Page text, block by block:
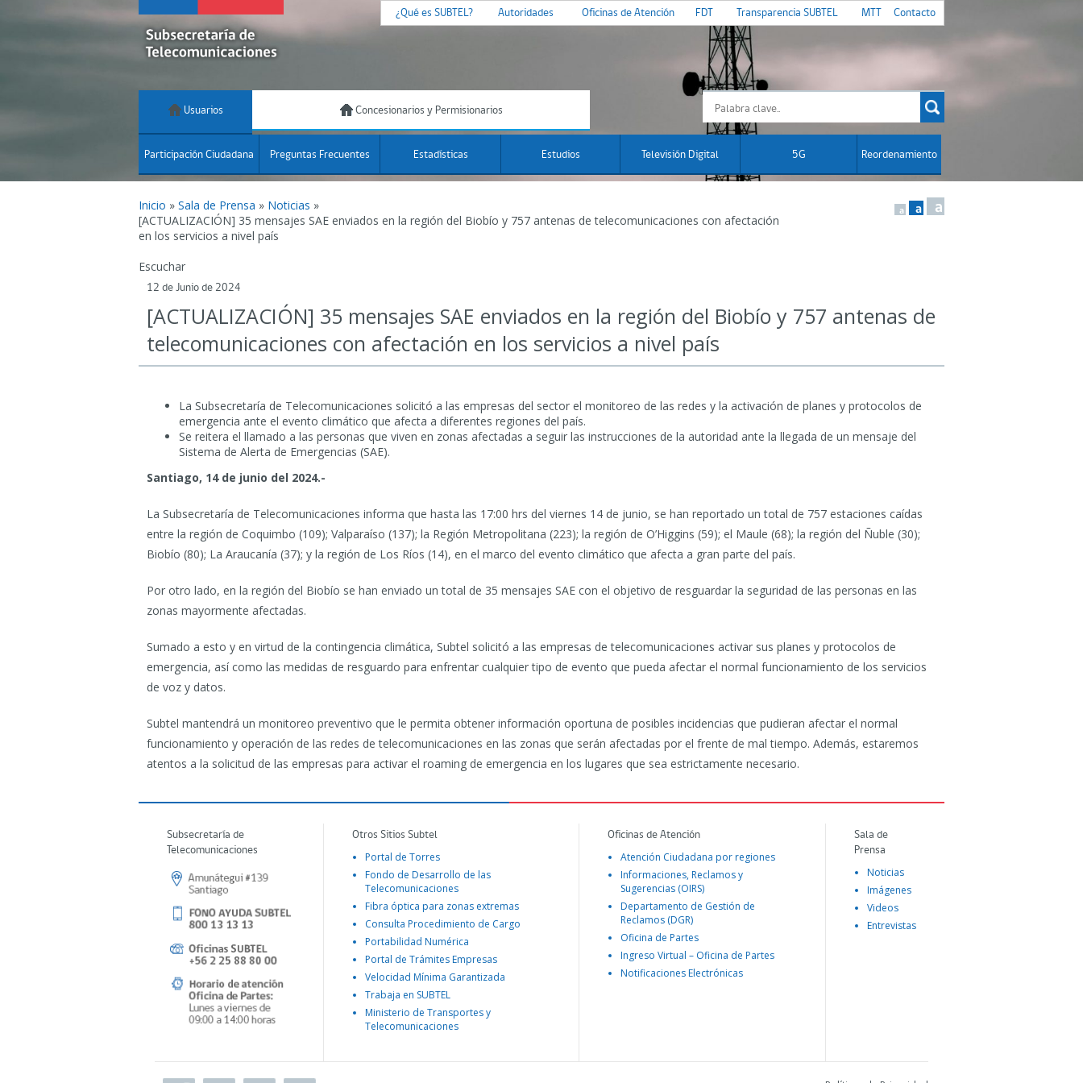
¿Qué es SUBTEL? Autoridades Oficinas de Atención FDT Transparencia SUBTEL MTT Contacto
Usuarios Concesionarios y Permisionarios
Participación Ciudadana Preguntas Frecuentes Estadísticas Estudios Televisión Digital 5G Reordenamiento
Inicio » Sala de Prensa » Noticias »
[ACTUALIZACIÓN] 35 mensajes SAE enviados en la región del Biobío y 757 antenas de telecomunicaciones con afectación
en los servicios a nivel país
a a a
Escuchar
12 de Junio de 2024
[ACTUALIZACIÓN] 35 mensajes SAE enviados en la región del Biobío y 757 antenas de
telecomunicaciones con afectación en los servicios a nivel país
La Subsecretaría de Telecomunicaciones solicitó a las empresas del sector el monitoreo de las redes y la activación de planes y protocolos de
emergencia ante el evento climático que afecta a diferentes regiones del país.
Se reitera el llamado a las personas que viven en zonas afectadas a seguir las instrucciones de la autoridad ante la llegada de un mensaje del
Sistema de Alerta de Emergencias (SAE).
Santiago, 14 de junio del 2024.-
La Subsecretaría de Telecomunicaciones informa que hasta las 17:00 hrs del viernes 14 de junio, se han reportado un total de 757 estaciones caídas
entre la región de Coquimbo (109); Valparaíso (137); la Región Metropolitana (223); la región de O’Higgins (59); el Maule (68); la región del Ñuble (30);
Biobío (80); La Araucanía (37); y la región de Los Ríos (14), en el marco del evento climático que afecta a gran parte del país.
Por otro lado, en la región del Biobío se han enviado un total de 35 mensajes SAE con el objetivo de resguardar la seguridad de las personas en las
zonas mayormente afectadas.
Sumado a esto y en virtud de la contingencia climática, Subtel solicitó a las empresas de telecomunicaciones activar sus planes y protocolos de
emergencia, así como las medidas de resguardo para enfrentar cualquier tipo de evento que pueda afectar el normal funcionamiento de los servicios
de voz y datos.
Subtel mantendrá un monitoreo preventivo que le permita obtener información oportuna de posibles incidencias que pudieran afectar el normal
funcionamiento y operación de las redes de telecomunicaciones en las zonas que serán afectadas por el frente de mal tiempo. Además, estaremos
atentos a la solicitud de las empresas para activar el roaming de emergencia en los lugares que sea estrictamente necesario.
Subsecretaría de
Telecomunicaciones
Otros Sitios Subtel
Portal de Torres
Fondo de Desarrollo de las
Telecomunicaciones
Fibra óptica para zonas extremas
Consulta Procedimiento de Cargo
Portabilidad Numérica
Portal de Trámites Empresas
Velocidad Mínima Garantizada
Trabaja en SUBTEL
Ministerio de Transportes y
Telecomunicaciones
Oficinas de Atención
Atención Ciudadana por regiones
Informaciones, Reclamos y
Sugerencias (OIRS)
Departamento de Gestión de
Reclamos (DGR)
Oficina de Partes
Ingreso Virtual – Oficina de Partes
Notificaciones Electrónicas
Sala de
Prensa
Noticias
Imágenes
Videos
Entrevistas